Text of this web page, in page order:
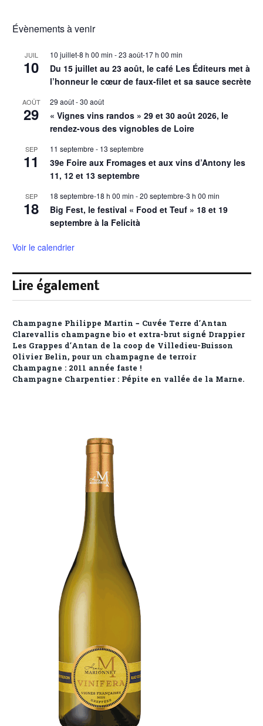
Évènements à venir
JUIL
10
10 juillet-8 h 00 min -23 août-17 h 00 min
Du 15 juillet au 23 août, le café Les Éditeurs met à
l’honneur le cœur de faux-filet et sa sauce secrète
AOÛT
29
29 août-30 août
« Vignes vins randos » 29 et 30 août 2026, le
rendez-vous des vignobles de Loire
SEP
11
11 septembre - 13 septembre
39e Foire aux Fromages et aux vins d’Antony les
11, 12 et 13 septembre
SEP
18
18 septembre-18 h 00 min -20 septembre-3 h 00 min
Big Fest, le festival « Food et Teuf » 18 et 19
septembre à la Felicità
Voir le calendrier
Lire également
Champagne Philippe Martin – Cuvée Terre d’Antan
Clarevallis champagne bio et extra-brut signé Drappier
Les Grappes d’Antan de la coop de Villedieu-Buisson
Olivier Belin, pour un champagne de terroir
Champagne : 2011 année faste !
Champagne Charpentier : Pépite en vallée de la Marne.